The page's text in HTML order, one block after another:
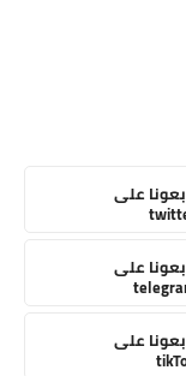
على
على
على